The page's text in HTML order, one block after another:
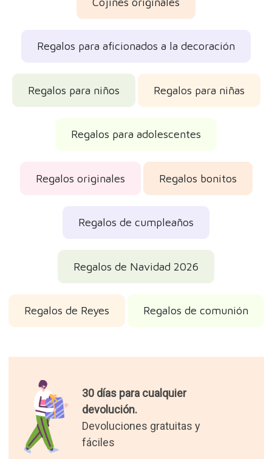
Regalos para aficionados a la decoración
Regalos para niños Regalos para niñas
Regalos para adolescentes
Regalos originales Regalos bonitos
Regalos de cumpleaños
Regalos de Navidad 2026
Regalos de Reyes Regalos de comunión
30 días para cualquier
devolución.
Devoluciones gratuitas y
fáciles